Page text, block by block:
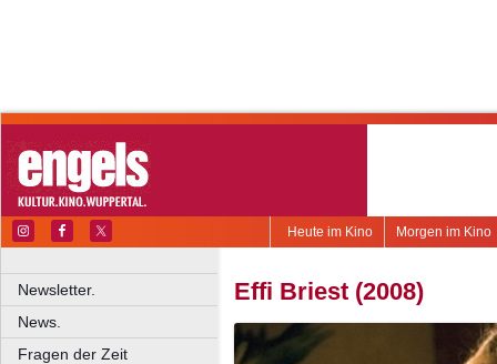
Morgen im Kino
Heute im Kino
Newsletter.
News.
Fragen der Zeit
Effi Briest (2008)